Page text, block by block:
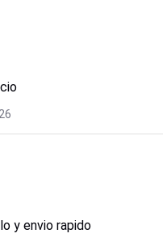
y envio rapido